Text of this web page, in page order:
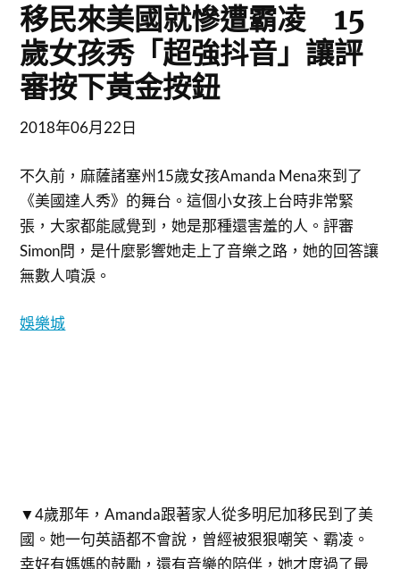
移民來美國就慘遭霸凌 15
歲女孩秀「超強抖音」讓評
審按下黃金按鈕
2018年06月22日
不久前，麻薩諸塞州15歲女孩Amanda Mena來到了
《美國達人秀》的舞台。這個小女孩上台時非常緊
張，大家都能感覺到，她是那種還害羞的人。評審
Simon問，是什麼影響她走上了音樂之路，她的回答讓
無數人噴淚。
娛樂城
▼4歲那年，Amanda跟著家人從多明尼加移民到了美
國。她一句英語都不會說，曾經被狠狠嘲笑、霸凌。
幸好有媽媽的鼓勵，還有音樂的陪伴，她才度過了最